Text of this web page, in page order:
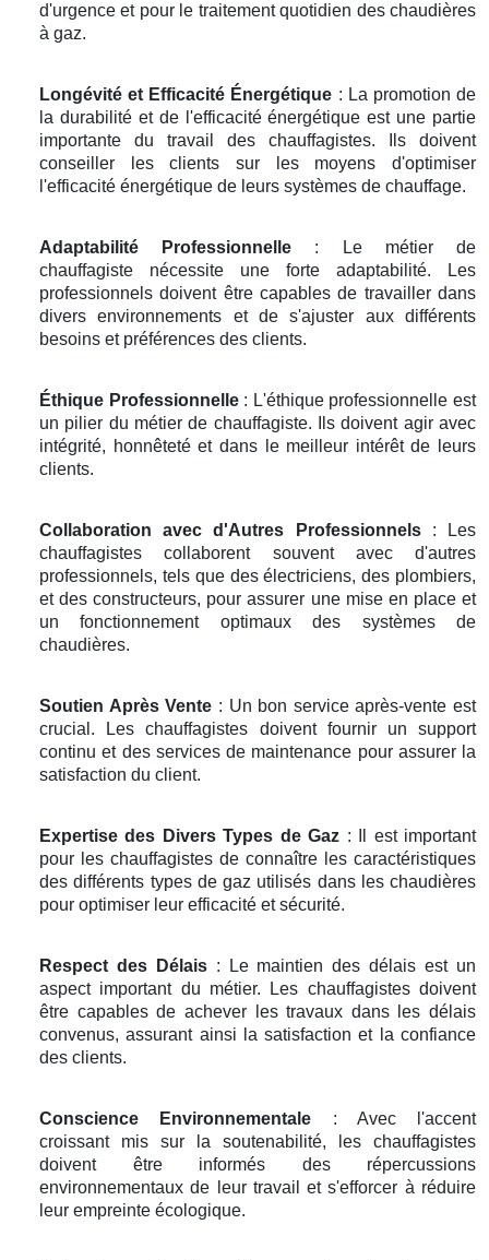
d'urgence et pour le traitement quotidien des chaudières
à gaz.
Longévité et Efficacité Énergétique : La promotion de
la durabilité et de l'efficacité énergétique est une partie
importante du travail des chauffagistes. Ils doivent
conseiller les clients sur les moyens d'optimiser
l'efficacité énergétique de leurs systèmes de chauffage.
Adaptabilité Professionnelle : Le métier de
chauffagiste nécessite une forte adaptabilité. Les
professionnels doivent être capables de travailler dans
divers environnements et de s'ajuster aux différents
besoins et préférences des clients.
Éthique Professionnelle: L'éthique professionnelle est
un pilier du métier de chauffagiste. Ils doivent agir avec
intégrité, honnêteté et dans le meilleur intérêt de leurs
clients.
Collaboration avec d'Autres Professionnels: Les
chauffagistes collaborent souvent avec d'autres
professionnels, tels que des électriciens, des plombiers,
et des constructeurs, pour assurer une mise en place et
un fonctionnement optimaux des systèmes de
chaudières.
Soutien Après Vente : Un bon service après-vente est
crucial. Les chauffagistes doivent fournir un support
continu et des services de maintenance pour assurer la
satisfaction du client.
Expertise des Divers Types de Gaz : Il est important
pour les chauffagistes de connaître les caractéristiques
des différents types de gaz utilisés dans les chaudières
pour optimiser leur efficacité et sécurité.
Respect des Délais: Le maintien des délais est un
aspect important du métier. Les chauffagistes doivent
être capables de achever les travaux dans les délais
convenus, assurant ainsi la satisfaction et la confiance
des clients.
Conscience Environnementale : Avec l'accent
croissant mis sur la soutenabilité, les chauffagistes
doivent être informés des répercussions
environnementaux de leur travail et s'efforcer à réduire
leur empreinte écologique.